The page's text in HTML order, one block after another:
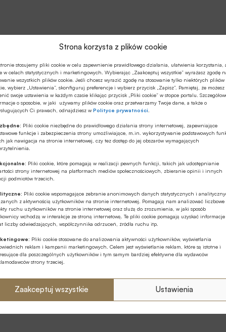
Strona korzysta z plików cookie
stosujemy pliki cookie w celu zapewnienie prawidłowego działania, ułatwienia korzystania,
w celach statystycznych i marketingowych. Wybierając „Zaakceptuj wszystkie” wyrażasz zgodę
wszystkich plików cookie. Jeśli chcesz wyrazić zgodę na stosowanie tylko niektórych plików
wybierz „Ustawienia”, skonfiguruj preferencje i wybierz przycisk „Zapisz”. Pamiętaj, że możesz
swoje ustawienia w każdym czasie klikając przycisk „Pliki cookie” w stopce portalu.
o sposobie, w jaki używamy plików cookie oraz przetwarzamy Twoje dane, a także o
Ci prawach, odnajdziesz wPolityce prywatności
Pliki cookie niezbędne do prawidłowego działania strony internetowej, zapewniające
funkcje i zabezpieczenia strony umożliwiające, m.in. wykorzystywanie podstawowych
jak nawigacja na stronie internetowej, czy tez dostęp do jej obszarów wymagających
Pliki cookie, które pomagają w realizacji pewnych funkcji, takich jak udostępnianie
strony internetowej na platformach mediów społecznościowych, zbieranie opinii i innych
podmiotów trzecich.
Pliki cookie wspomagające zebranie anonimowych danych statystycznych i
z aktywnością użytkowników na stronie internetowej. Pomagają nam analizować liczbowe
ruchu użytkowników na stronie internetowej oraz służą do zrozumienia, w jaki sposób
wchodzą w interakcje ze stroną internetową. Te pliki cookie pomagają uzyskać informacje
liczby odwiedzających, współczynnika odrzuceń, źródła ruchu itp.
Pliki cookie stosowane do analizowania aktywności użytkowników, wyświetlania
reklam i kampanii marketingowych. Celem jest wyświetlanie reklam, które są istotne i
dla poszczególnych użytkowników i tym samym bardziej efektywne dla wydawców
strony trzeciej.
Zaakceptuj wszystkie Ustawienia